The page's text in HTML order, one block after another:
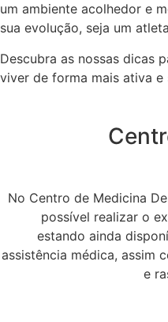
um ambiente acolhedor e
sua evolução, seja um
Descubra as nossas dicas
viver de forma mais ativa e
No Centro de Medicina
possível realizar o
estando ainda
assistência médica, assim
e